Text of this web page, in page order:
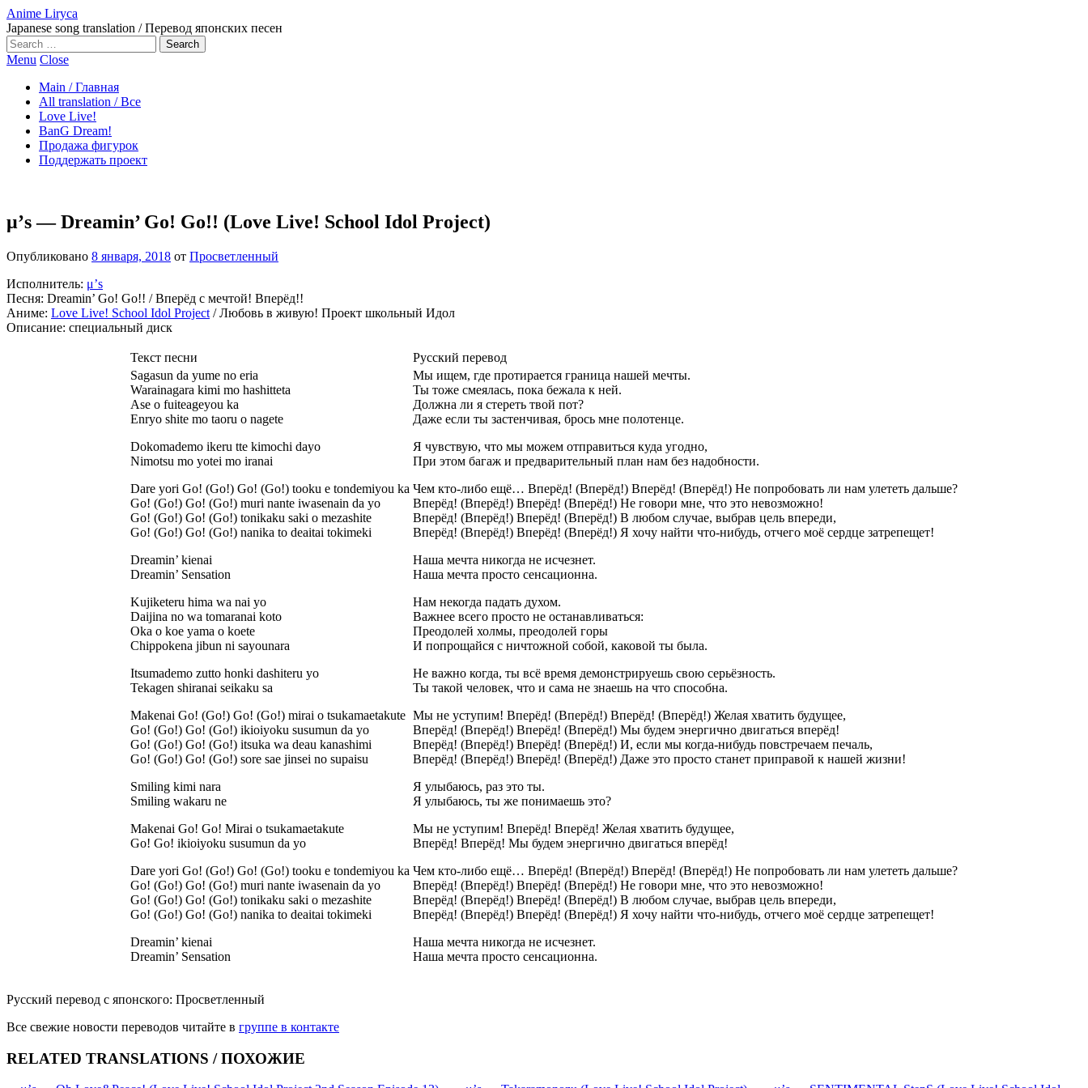
Anime Liryca
Japanese song translation / Перевод японских песен
Search
on:
Menu Close
Main / Главная
All translation / Все
Love Live!
BanG Dream!
Продажа фигурок
Поддержать проект
μ’s — Dreamin’ Go! Go!! (Love Live! School Idol Project)
Опубликовано 8 января, 2018 от Просветленный
Исполнитель: μ’s
Песня: Dreamin’ Go! Go!! / Вперёд с мечтой! Вперёд!!
Аниме: Love Live! School Idol Project / Любовь в живую! Проект школьный Идол
Описание: специальный диск
Текст песни
Русский перевод
Sagasun da yume no eria
Warainagara kimi mo hashitteta
Ase o fuiteageyou ka
Enryo shite mo taoru o nagete
Dokomademo ikeru tte kimochi dayo
Nimotsu mo yotei mo iranai
Dare yori Go! (Go!) Go! (Go!) tooku e tondemiyou ka
Go! (Go!) Go! (Go!) muri nante iwasenain da yo
Go! (Go!) Go! (Go!) tonikaku saki o mezashite
Go! (Go!) Go! (Go!) nanika to deaitai tokimeki
Dreamin’ kienai
Dreamin’ Sensation
Kujiketeru hima wa nai yo
Daijina no wa tomaranai koto
Oka o koe yama o koete
Chippokena jibun ni sayounara
Itsumademo zutto honki dashiteru yo
Tekagen shiranai seikaku sa
Makenai Go! (Go!) Go! (Go!) mirai o tsukamaetakute
Go! (Go!) Go! (Go!) ikioiyoku susumun da yo
Go! (Go!) Go! (Go!) itsuka wa deau kanashimi
Go! (Go!) Go! (Go!) sore sae jinsei no supaisu
Smiling kimi nara
Smiling wakaru ne
Makenai Go! Go! Mirai o tsukamaetakute
Go! Go! ikioiyoku susumun da yo
Dare yori Go! (Go!) Go! (Go!) tooku e tondemiyou ka
Go! (Go!) Go! (Go!) muri nante iwasenain da yo
Go! (Go!) Go! (Go!) tonikaku saki o mezashite
Go! (Go!) Go! (Go!) nanika to deaitai tokimeki
Dreamin’ kienai
Dreamin’ Sensation
Мы ищем, где протирается граница нашей мечты.
Ты тоже смеялась, пока бежала к ней.
Должна ли я стереть твой пот?
Даже если ты застенчивая, брось мне полотенце.
Я чувствую, что мы можем отправиться куда угодно,
При этом багаж и предварительный план нам без надобности.
Чем кто-либо ещё… Вперёд! (Вперёд!) Вперёд! (Вперёд!) Не попробовать ли нам улететь дальше?
Вперёд! (Вперёд!) Вперёд! (Вперёд!) Не говори мне, что это невозможно!
Вперёд! (Вперёд!) Вперёд! (Вперёд!) В любом случае, выбрав цель впереди,
Вперёд! (Вперёд!) Вперёд! (Вперёд!) Я хочу найти что-нибудь, отчего моё сердце затрепещет!
Наша мечта никогда не исчезнет.
Наша мечта просто сенсационна.
Нам некогда падать духом.
Важнее всего просто не останавливаться:
Преодолей холмы, преодолей горы
И попрощайся с ничтожной собой, каковой ты была.
Не важно когда, ты всё время демонстрируешь свою серьёзность.
Ты такой человек, что и сама не знаешь на что способна.
Мы не уступим! Вперёд! (Вперёд!) Вперёд! (Вперёд!) Желая хватить будущее,
Вперёд! (Вперёд!) Вперёд! (Вперёд!) Мы будем энергично двигаться вперёд!
Вперёд! (Вперёд!) Вперёд! (Вперёд!) И, если мы когда-нибудь повстречаем печаль,
Вперёд! (Вперёд!) Вперёд! (Вперёд!) Даже это просто станет приправой к нашей жизни!
Я улыбаюсь, раз это ты.
Я улыбаюсь, ты же понимаешь это?
Мы не уступим! Вперёд! Вперёд! Желая хватить будущее,
Вперёд! Вперёд! Мы будем энергично двигаться вперёд!
Чем кто-либо ещё… Вперёд! (Вперёд!) Вперёд! (Вперёд!) Не попробовать ли нам улететь дальше?
Вперёд! (Вперёд!) Вперёд! (Вперёд!) Не говори мне, что это невозможно!
Вперёд! (Вперёд!) Вперёд! (Вперёд!) В любом случае, выбрав цель впереди,
Вперёд! (Вперёд!) Вперёд! (Вперёд!) Я хочу найти что-нибудь, отчего моё сердце затрепещет!
Наша мечта никогда не исчезнет.
Наша мечта просто сенсационна.
Русский перевод с японского: Просветленный
Все свежие новости переводов читайте в группе в контакте
RELATED TRANSLATIONS / ПОХОЖИЕ